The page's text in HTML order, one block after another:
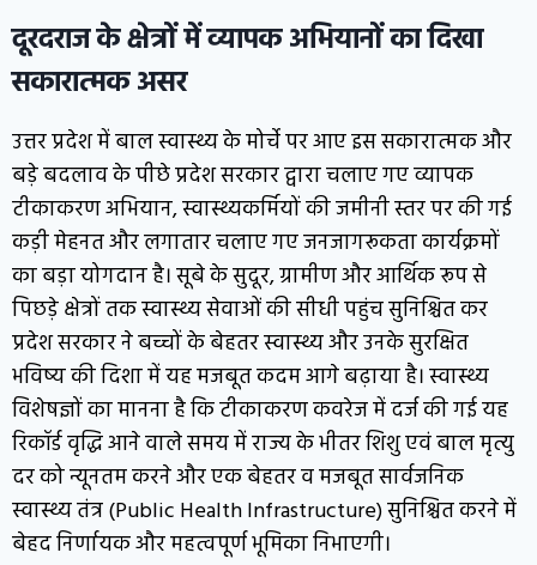
दूरदराज के क्षेत्रों में व्यापक अभियानों का दिखा
सकारात्मक असर
उत्तर प्रदेश में बाल स्वास्थ्य के मोर्चे पर आए इस सकारात्मक और
बड़े बदलाव के पीछे प्रदेश सरकार द्वारा चलाए गए व्यापक
टीकाकरण अभियान, स्वास्थ्यकर्मियों की जमीनी स्तर पर की गई
कड़ी मेहनत और लगातार चलाए गए जनजागरूकता कार्यक्रमों
का बड़ा योगदान है। सूबे के सुदूर, ग्रामीण और आर्थिक रूप से
पिछड़े क्षेत्रों तक स्वास्थ्य सेवाओं की सीधी पहुंच सुनिश्चित कर
प्रदेश सरकार ने बच्चों के बेहतर स्वास्थ्य और उनके सुरक्षित
भविष्य की दिशा में यह मजबूत कदम आगे बढ़ाया है। स्वास्थ्य
विशेषज्ञों का मानना है कि टीकाकरण कवरेज में दर्ज की गई यह
रिकॉर्ड वृद्धि आने वाले समय में राज्य के भीतर शिशु एवं बाल मृत्यु
दर को न्यूनतम करने और एक बेहतर व मजबूत सार्वजनिक
स्वास्थ्य तंत्र (Public Health Infrastructure) सुनिश्चित करने में
बेहद निर्णायक और महत्वपूर्ण भूमिका निभाएगी।